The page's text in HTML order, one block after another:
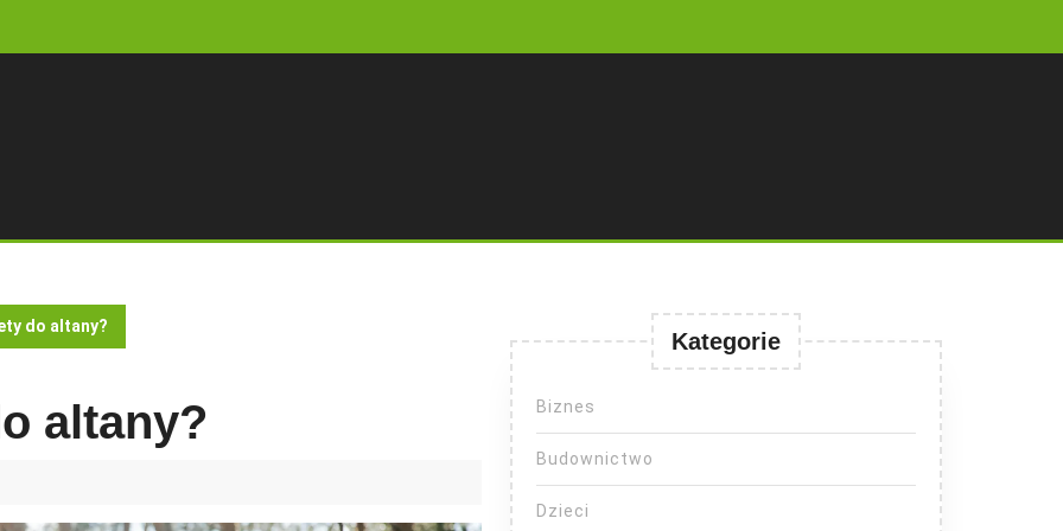
do altany?
altany?
Kategorie
Biznes
Budownictwo
Dzieci